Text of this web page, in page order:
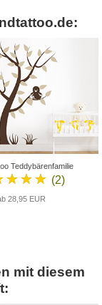
Teddybärenfamilie
(2)
28,95 EUR
mit diesem